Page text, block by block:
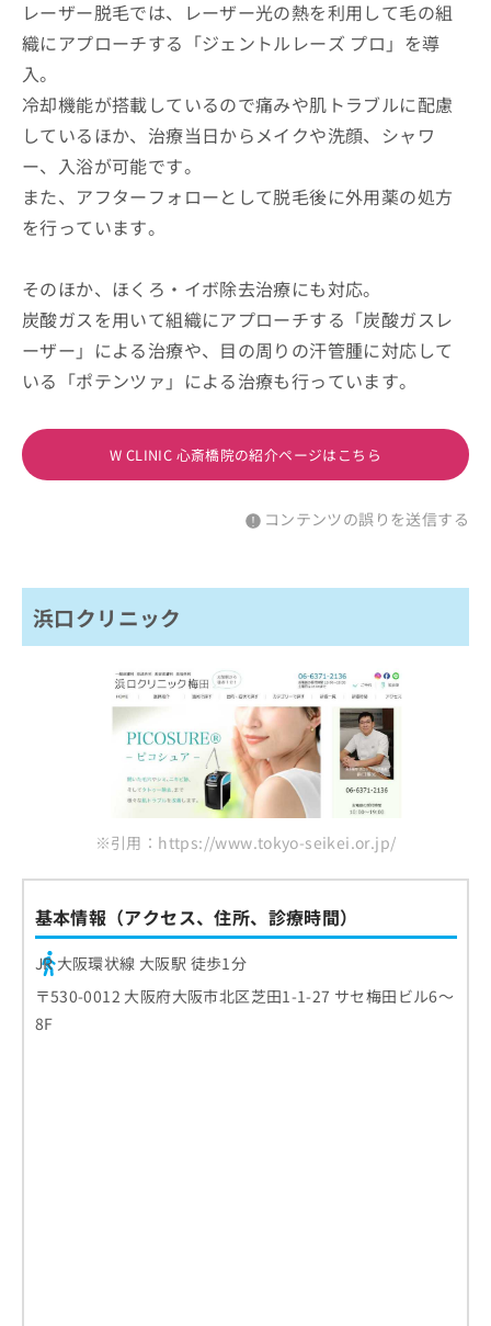
レーザー脱毛では、レーザー光の熱を利用して毛の組
織にアプローチする「ジェントルレーズ プロ」を導
入。
冷却機能が搭載しているので痛みや肌トラブルに配慮
しているほか、治療当日からメイクや洗顔、シャワ
ー、入浴が可能です。
また、アフターフォローとして脱毛後に外用薬の処方
を行っています。
そのほか、ほくろ・イボ除去治療にも対応。
炭酸ガスを用いて組織にアプローチする「炭酸ガスレ
ーザー」による治療や、目の周りの汗管腫に対応して
いる「ポテンツァ」による治療も行っています。
W CLINIC 心斎橋院の紹介ページはこちら
コンテンツの誤りを送信する
浜口クリニック
※引用：https://www.tokyo-seikei.or.jp/
基本情報（アクセス、住所、診療時間）
JR 大阪環状線 大阪駅 徒歩1分
〒530-0012 大阪府大阪市北区芝田1-1-27 サセ梅田ビル6～
8F